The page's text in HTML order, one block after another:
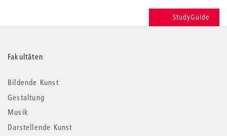
StudyGuide
Weitere
Informationen
Fakultäten
Bildende Kunst
Gestaltung
Musik
Darstellende Kunst